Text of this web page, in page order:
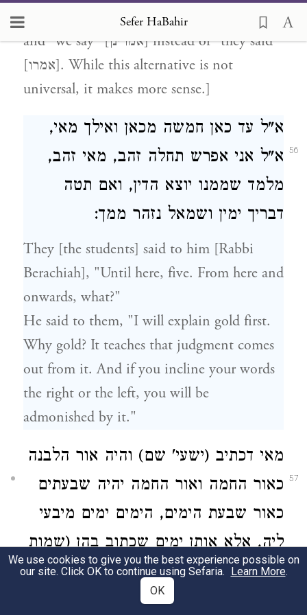
Sefer HaBahir
’[אלא] as a possibility instead of "I" [אנא]
and "we say" [אמרינן] instead of "they said"
[אמרו]. While this alternative is not
universal, it makes more sense.]
56
א"ל עד כאן חמשה מכאן ואילך מאי,
א"ל אני אפרש תחלה זהב, מאי זהב,
מלמד שממנו יוצא הדין, ואם תטה
דבריך ימין ושמאל נזהר ממך:
They [the students] said to him [Rabbi
Berachiah], "Until here, five. From here and
onwards, what?"
He said to them, "I will explain gold first.
Why gold? It teaches that judgment comes
out from it. And if you incline your words
the right or the left, you will be
admonished by it."
57
מאי דכתיב (ישעי' שם) והיה אור הלבנה
כאור החמה ואור החמה יהיה שבעתים
כאור שבעת הימים, הימים ימים מיבעי
ליה, אלא אותן ימים שכתוב בהן (שמות
ל"א יז) כי ששת ימים עשה ה' וגו', אמר
לו חברו וכן קבלתי מדכתיב כי ששת
We use cookies to give you the best experience possible on
our site. Click OK to continue using Sefaria. Learn More.
OK